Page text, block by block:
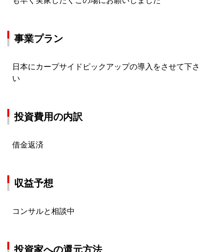
事業プラン
日本にカープサイドピックアップの導入をさせて下さ
い
投資費用の内訳
借金返済
収益予想
コンサルと相談中
投資家への還元方法